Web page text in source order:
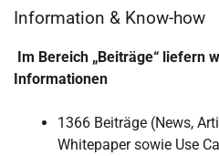
Information & Know-how
Im Bereich „Beiträge“ liefern
Informationen
1366 Beiträge (News,
Whitepaper sowie Use